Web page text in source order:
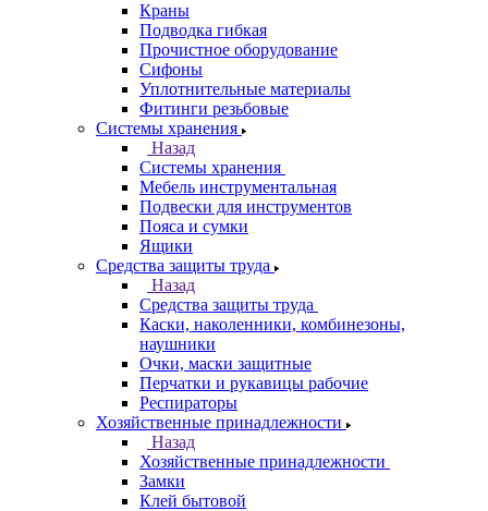
Краны
Подводка гибкая
Прочистное оборудование
Сифоны
Уплотнительные материалы
Фитинги резьбовые
Системы хранения
Назад
Системы хранения
Мебель инструментальная
Подвески для инструментов
Пояса и сумки
Ящики
Средства защиты труда
Назад
Средства защиты труда
Каски, наколенники, комбинезоны,
наушники
Очки, маски защитные
Перчатки и рукавицы рабочие
Респираторы
Хозяйственные принадлежности
Назад
Хозяйственные принадлежности
Замки
Клей бытовой